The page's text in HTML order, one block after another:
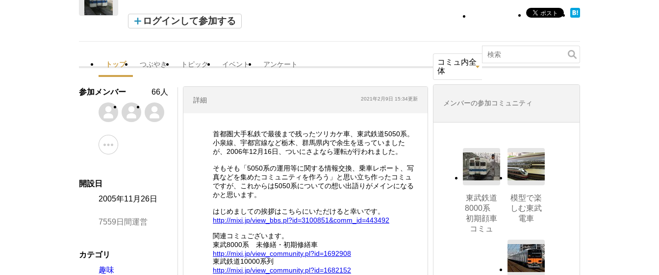
ログインして参加する
トップ つぶやき トピック イベント アンケート
コミュ内全
体
詳細 2021年2月9日 15:34更新
首都圏大手私鉄で最後まで残ったツリカケ車、東武鉄道5050系。
小泉線、宇都宮線など栃木、群馬県内で余生を送っていました
が、2006年12月16日、ついにさよなら運転が行われました。
そもそも「5050系の運用等に関する情報交換、乗車レポート、写
真などを集めたコミュニティを作ろう」と思い立ち作ったコミュ
ですが、これからは5050系についての想い出語りがメインになる
かと思います。
はじめましての挨拶はこちらにいただけると幸いです。
http://mixi.jp/view_bbs.pl?id=3100851&comm _id=443492
関連コミュございます。
東武8000系 未修繕・初期修繕車
http://mixi.jp/view_community.pl?id=1692908
東武鉄道10000系列
http://mixi.jp/view_community.pl?id=1682152
参加メンバー 66人
開設日
2005年11月26日
7559日間運営
カテゴリ
趣味
メンバーの参加コミュニティ
東武鉄道
8000系
初期顔車
コミュ
模型で楽
しむ東武
電車